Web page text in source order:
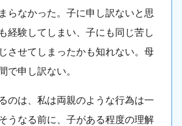
らなかった。子に申し訳ないと思
経験してしまい、子にも同じ苦し
させてしまったかも知れない。母
で申し訳ない。
のは、私は両親のような行為は一
うなる前に、子がある程度の理解